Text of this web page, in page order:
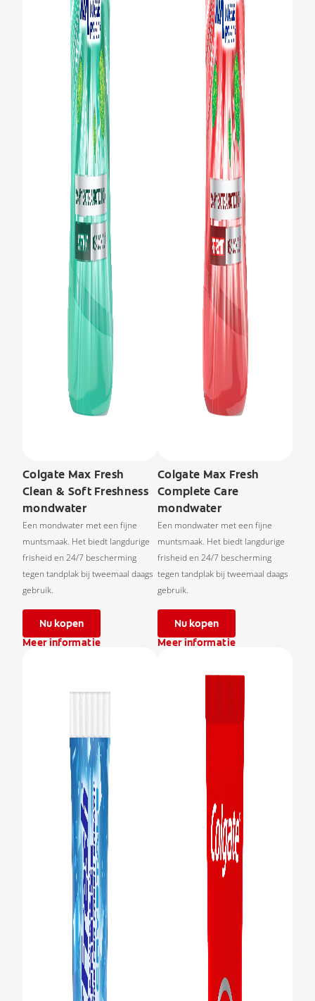
Colgate Max Fresh
Clean & Soft Freshness
mondwater
Een mondwater met een fijne
muntsmaak. Het biedt langdurige
frisheid en 24/7 bescherming
tegen tandplak bij tweemaal daags
gebruik.
Nu kopen
Meer informatie
Colgate Max Fresh
Complete Care
mondwater
Een mondwater met een fijne
muntsmaak. Het biedt langdurige
frisheid en 24/7 bescherming
tegen tandplak bij tweemaal daags
gebruik.
Nu kopen
Meer informatie